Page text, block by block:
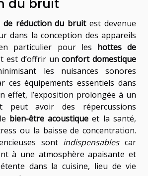
du bruit
de réduction du bruitest devenue
dans la conception des appareils
particulier pour les hottes de
est d’offrir unconfort domestique
les nuisances sonores
ces équipements essentiels dans
effet, l’exposition prolongée à un
peut avoir des répercussions
bien-être acoustique et la santé,
ou la baisse de concentration.
sont indispensablescar
à une atmosphère apaisante et
dans la cuisine, lieu de vie